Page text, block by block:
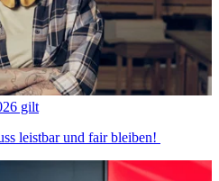
gilt
leistbar und fair bleiben!